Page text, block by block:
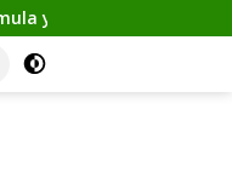
Tampil Gagah